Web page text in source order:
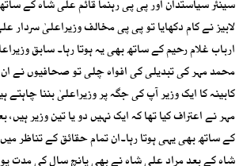
سینئر سیاستدان اور پی پی رہنما قائم علی شاہ کے
لابیز نے کام دکھایا تو پی پی مخالف وزیراعلیٰ سردار
ارباب غلام رحیم کے ساتھ بھی یہ ہوتا رہا۔ سابق
محمد مہر کی تبدیلی کی افواہ چلی تو صحافیوں نے
کابینہ کا ایک وزیر آپ کی جگہ پر وزیراعلیٰ بننا
مہر نے اعتراف کیا تھا کہ ایک نہیں دو یا تین وزیر
کے ساتھ بھی یہی ہوتا رہا۔ان تمام حقائق کے تناظر